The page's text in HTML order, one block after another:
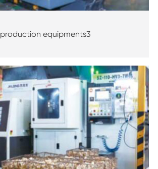
production equipments3